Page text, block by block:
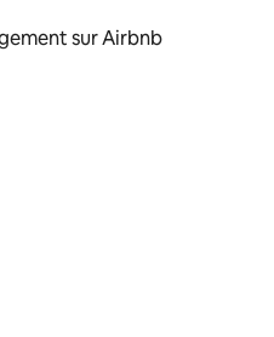
sur Airbnb